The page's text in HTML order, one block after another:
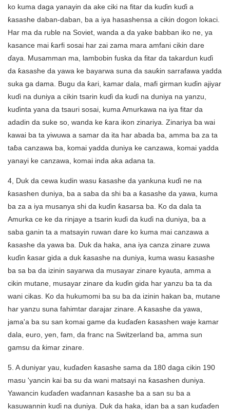
ko kuma daga yanayin da ake ciki na fitar da kuɗin kuɗi a
ƙasashe daban-daban, ba a iya hasashensa a cikin dogon lokaci.
Har ma da ruble na Soviet, wanda a da yake babban iko ne, ya
kasance mai ƙarfi sosai har zai zama mara amfani cikin dare
ɗaya. Musamman ma, lambobin fuska da fitar da takardun kuɗi
da ƙasashe da yawa ke bayarwa suna da sauƙin sarrafawa yadda
suka ga dama. Bugu da ƙari, kamar dala, mafi girman kuɗin ajiyar
kuɗi na duniya a cikin tsarin kuɗi da kuɗi na duniya na yanzu,
kuɗinta yana da tsauri sosai, kuma Amurkawa na iya fitar da
adadin da suke so, wanda ke ƙara ikon zinariya. Zinariya ba wai
kawai ba ta yiwuwa a samar da ita har abada ba, amma ba za ta
taɓa canzawa ba, komai yadda duniya ke canzawa, komai yadda
yanayi ke canzawa, komai inda aka adana ta.
4, Duk da cewa kudin wasu ƙasashe da yankuna kuɗi ne na
ƙasashen duniya, ba a saba da shi ba a ƙasashe da yawa, kuma
ba za a iya musanya shi da kuɗin ƙasarsa ba. Ko da dala ta
Amurka ce ke da rinjaye a tsarin kuɗi da kuɗi na duniya, ba a
saba ganin ta a matsayin ruwan dare ko kuma mai canzawa a
ƙasashe da yawa ba. Duk da haka, ana iya canza zinare zuwa
kuɗin ƙasar gida a duk ƙasashe na duniya, kuma wasu ƙasashe
ba sa ba da izinin sayarwa da musayar zinare kyauta, amma a
cikin mutane, musayar zinare da kuɗin gida har yanzu ba ta da
wani cikas. Ko da hukumomi ba su ba da izinin hakan ba, mutane
har yanzu suna fahimtar darajar zinare. A ƙasashe da yawa,
jama'a ba su san komai game da kuɗaɗen ƙasashen waje kamar
dala, euro, yen, fam, da franc na Switzerland ba, amma sun
gamsu da ƙimar zinare.
5. A duniyar yau, kuɗaɗen ƙasashe sama da 180 daga cikin 190
masu 'yancin kai ba su da wani matsayi na ƙasashen duniya.
Yawancin kuɗaɗen waɗannan ƙasashe ba a san su ba a
kasuwannin kuɗi na duniya. Duk da haka, idan ba a san kuɗaɗen